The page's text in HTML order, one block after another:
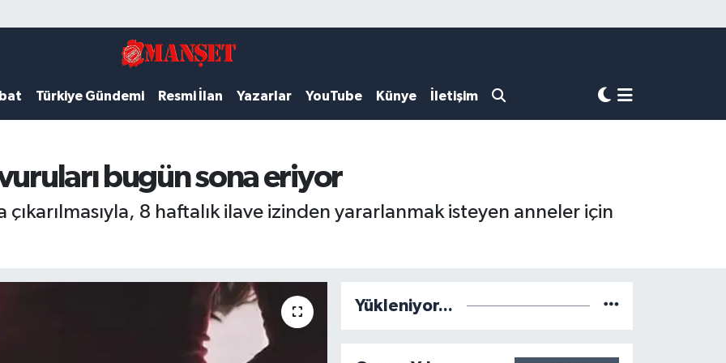
Türkiye Gündemi Resmi İlan Yazarlar YouTube Künye İletişim
bugün sona eriyor
8 haftalık ilave izinden yararlanmak isteyen anneler için
Yükleniyor...